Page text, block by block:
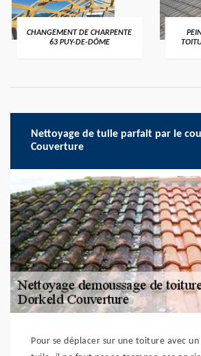
CHANGEMENT DE CHARPENTE
63 PUY-DE-DÔME
Nettoyage de tuile parfait par le
Couverture
Pour se déplacer sur une toiture avec